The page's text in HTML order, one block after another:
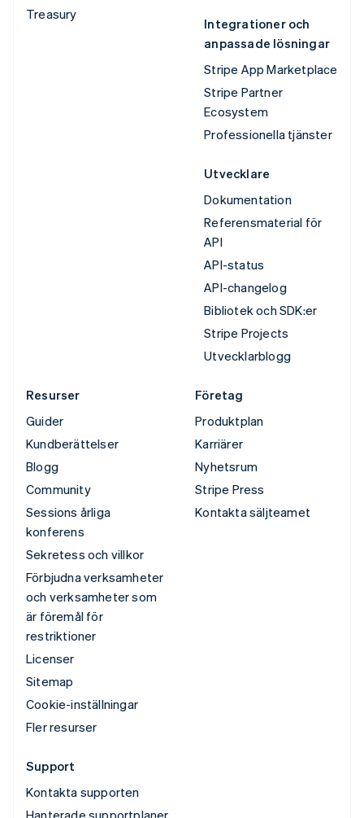
Treasury
Integrationer och
anpassade lösningar
Stripe App Marketplace
Stripe Partner
Ecosystem
Professionella tjänster
Utvecklare
Dokumentation
Referensmaterial för
API
API-status
API-changelog
Bibliotek och SDK:er
Stripe Projects
Utvecklarblogg
Resurser
Guider
Kundberättelser
Blogg
Community
Sessions årliga
konferens
Sekretess och villkor
Förbjudna verksamheter
och verksamheter som
är föremål för
restriktioner
Licenser
Sitemap
Cookie-inställningar
Fler resurser
Företag
Produktplan
Karriärer
Nyhetsrum
Stripe Press
Kontakta säljteamet
Support
Kontakta supporten
Hanterade supportplaner